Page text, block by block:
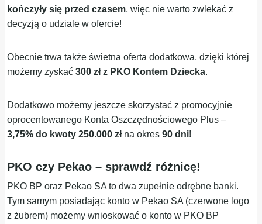
kończyły się przed czasem, więc nie warto zwlekać z
decyzją o udziale w ofercie!
Obecnie trwa także świetna oferta dodatkowa, dzięki której
możemy zyskać300 zł z PKO Kontem Dziecka.
Dodatkowo możemy jeszcze skorzystać z promocyjnie
oprocentowanego Konta Oszczędnościowego Plus –
3,75% do kwoty 250.000 złna okres90 dni!
PKO czy Pekao – sprawdź różnicę!
PKO BP oraz Pekao SA to dwa zupełnie odrębne banki.
Tym samym posiadając konto w Pekao SA (czerwone logo
z żubrem) możemy wnioskować o konto w PKO BP